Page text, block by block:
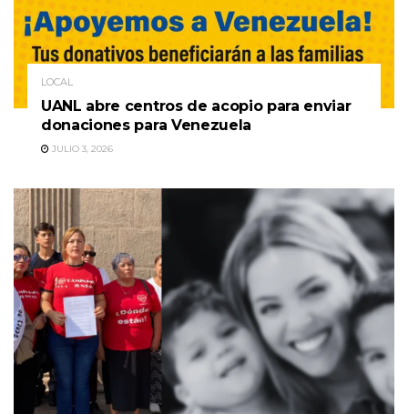
LOCAL
UANL abre centros de acopio para enviar
donaciones para Venezuela
JULIO 3, 2026